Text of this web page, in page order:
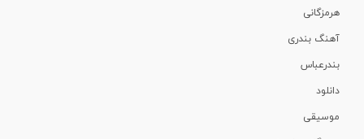
هرمزگانی
آهنگ بندری
بندرعباس
دانلود
موسیقی